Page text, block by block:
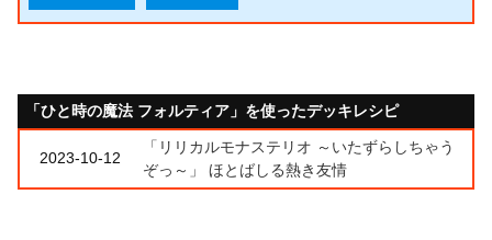
「ひと時の魔法 フォルティア」を使ったデッキレシピ
2023-10-12
「リリカルモナステリオ ～いたずらしちゃう
ぞっ～」 ほとばしる熱き友情